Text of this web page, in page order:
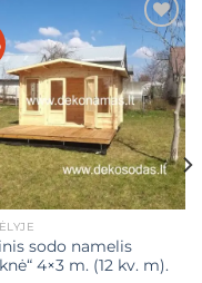
Mėgstamiausias
sodo namelis
4×3 m. (12 kv. m).